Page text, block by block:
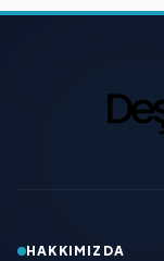
HAKKIMIZDA